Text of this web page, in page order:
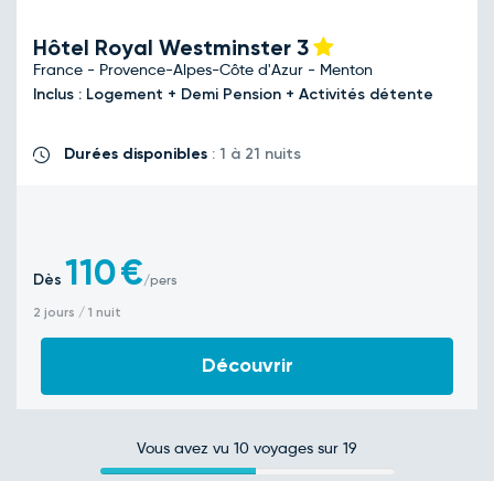
Hôtel Royal Westminster 3
France - Provence-Alpes-Côte d'Azur - Menton
Inclus : Logement + Demi Pension + Activités détente
Durées disponibles : 1 à 21 nuits
Dès 110€/pers
2 jours / 1 nuit
Découvrir
Vous avez vu 10 voyages sur 19